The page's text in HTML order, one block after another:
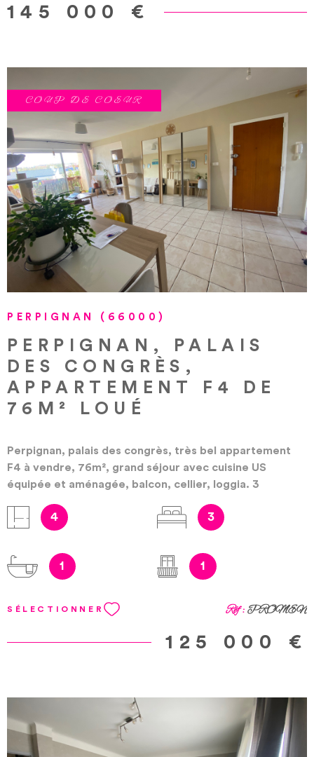
deux balcons, et il est vendu avec une place de parking
copropriété est composée de 126 lots pour un montant
moyen annuel de la quote-part du budget prévisionnel
des dépenses courantes de 2 359 € Honoraires à la
charge du vendeur. Les informations sur les risques
auxquels ce bien est exposé sont disponibles sur le site
Géorisques https://www.georisques.gouv.fr/
145 000 €
PERPIGNAN (66000)
PERPIGNAN, PALAIS
DES CONGRÈS,
APPARTEMENT F4 DE
76M² LOUÉ
Perpignan, palais des congrès, très bel appartement
F4 à vendre, 76m², grand séjour avec cuisine US
équipée et aménagée, balcon, cellier, loggia. 3
et cave. Facilité de parking dans résidence sécurisée.
provision sur charges. Honoraires à la charge du
vendeur. Bien soumis au statut juridique de la
copropriété (Montant moyen annuel quote-part du
budget prévisionnel vendeur) : 1290.00 €. Les
informations sur les risques auxquels ce bien est
4 3
1 1
SÉLECTIONNER Réf : PROMEN
125 000 €
COUP DE COEUR
VOIR LE BIEN